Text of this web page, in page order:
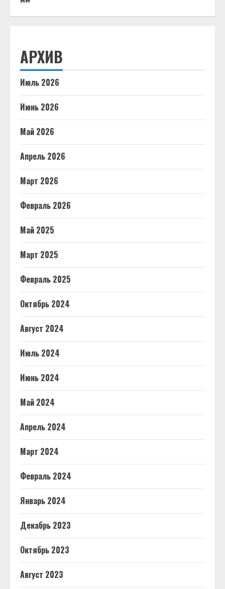
АРХИВ
Июль 2026
Июнь 2026
Май 2026
Апрель 2026
Март 2026
Февраль 2026
Май 2025
Март 2025
Февраль 2025
Октябрь 2024
Август 2024
Июль 2024
Июнь 2024
Май 2024
Апрель 2024
Март 2024
Февраль 2024
Январь 2024
Декабрь 2023
Октябрь 2023
Август 2023